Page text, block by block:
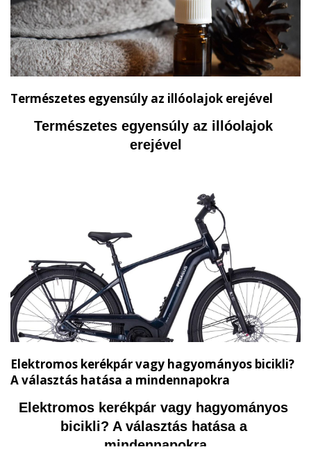
Természetes egyensúly az illóolajok erejével
Természetes egyensúly az illóolajok
erejével
Elektromos kerékpár vagy hagyományos bicikli?
A választás hatása a mindennapokra
Elektromos kerékpár vagy hagyományos
bicikli? A választás hatása a
mindennapokra